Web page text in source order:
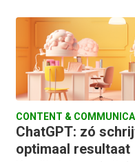
CONTENT &
ChatGPT: zó
optimaal resultaat